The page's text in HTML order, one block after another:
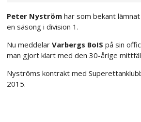
Peter Nyström har som bekant lämnat
en säsong i division 1.
Nu meddelar Varbergs BoIS på sin
man gjort klart med den 30-årige
Nyströms kontrakt med
2015.